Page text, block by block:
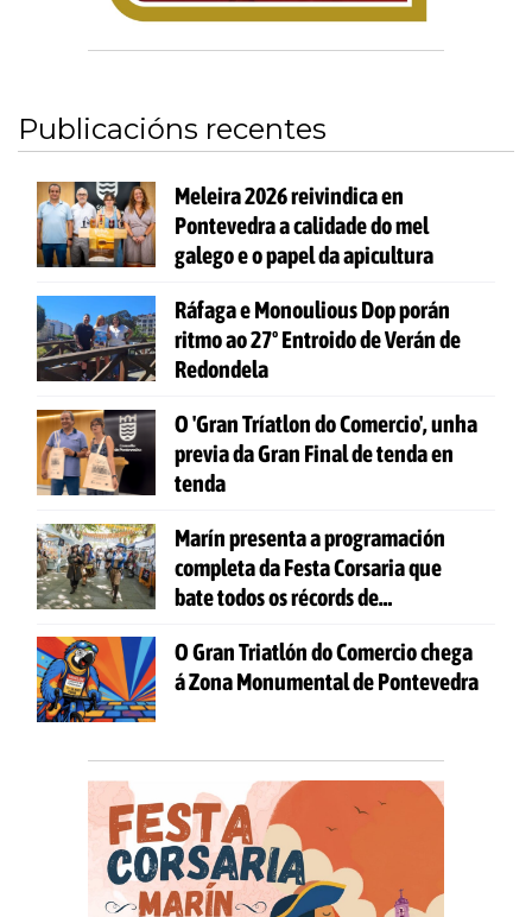
Publicacións recentes
Meleira 2026 reivindica en
Pontevedra a calidade do mel
galego e o papel da apicultura
Ráfaga e Monoulious Dop porán
ritmo ao 27º Entroido de Verán de
Redondela
O 'Gran Tríatlon do Comercio', unha
previa da Gran Final de tenda en
tenda
Marín presenta a programación
completa da Festa Corsaria que
bate todos os récords de
O Gran Triatlón do Comercio chega
á Zona Monumental de Pontevedra